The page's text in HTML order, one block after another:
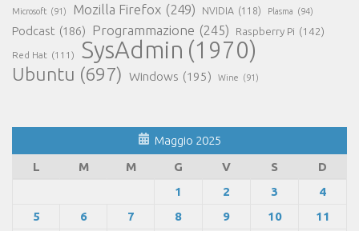
Microsoft (91) Mozilla Firefox (249) NVIDIA (118) Plasma (94)
Podcast (186) Programmazione (245) Raspberry Pi (142)
Red Hat (111) SysAdmin (1970)
Ubuntu (697) Windows (195) Wine (91)
Maggio 2025
L
M M G V S
D
1
2 3
4
5
6 7 8 9 10
11